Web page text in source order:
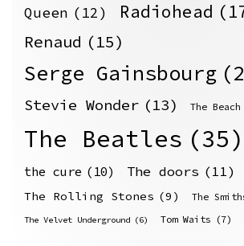
Queen (12) Radiohead
Renaud (15)
Serge Gainsbourg
Stevie Wonder (13) The Beach
The Beatles (35)
the cure (10) The doors (11)
The Rolling Stones (9) The
The Velvet Underground (6) Tom Waits (7)